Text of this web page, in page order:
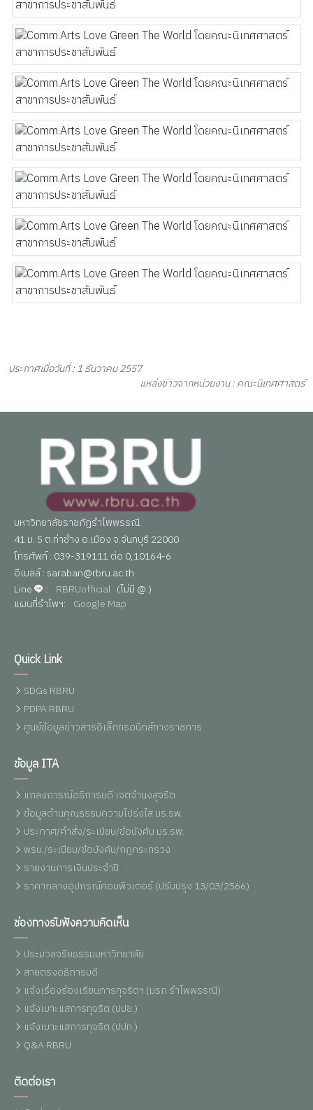
ประกาศเมื่อวันที่ : 1 ธันวาคม 2557
แหล่งข่าวจากหน่วยงาน : คณะนิเทศศาสตร์
มหาวิทยาลัยราชภัฏรำไพพรรณี
41 ม. 5 ต.ท่าช้าง อ.เมือง จ.จันทบุรี 22000
โทรศัพท์ : 039-319111 ต่อ 0,10164-6
อีเมลล์ : saraban@rbru.ac.th
Line
: RBRUofficial (ไม่มี @ )
แผนที่รำไพฯ: Google Map
Quick Link
SDGs RBRU
PDPA RBRU
ศูนย์ข้อมูลข่าวสารอิเล็กทรอนิกส์ทางราชการ
ข้อมูล ITA
แถลงการณ์อธิการบดี เจตจำนงสุจริต
ข้อมูลด้านคุณธรรมความโปร่งใส มร.รพ.
ประกาศ/คำสั่ง/ระเบียบ/ข้อบังคับ มร.รพ.
พรบ./ระเบียบ/ข้อบังคับ/กฏกระทรวง
รายงานการเงินประจำปี
ราคากลางอุปกรณ์คอมพิวเตอร์ (ปรับปรุง 13/03/2566)
ช่องทางรับฟังความคิดเห็น
ประมวลจริยธรรมมหาวิทยาลัย
สายตรงอธิการบดี
แจ้งเรื่องร้องเรียนการทุจริตฯ (มรภ.รำไพพรรณี)
แจ้งเบาะแสการทุจริต (ปปช.)
แจ้งเบาะแสการทุจริต (ปปท.)
Q&A RBRU
ติดต่อเรา